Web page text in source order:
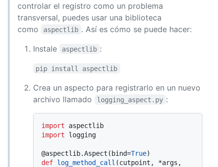
controlar el registro como un problema
transversal, puedes usar una biblioteca
como
aspectlib . Así es cómo se puede hacer:
Instale
aspectlib :
pip install aspectlib
Crea un aspecto para registrarlo en un nuevo
archivo llamado
logging_aspect.py :
import
import logging
@aspectlib.Aspect(bind=True)
def log_method_call (cutpoint, *args,